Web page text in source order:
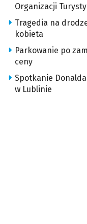
Organizacji
Tragedia na
kobieta
Parkowanie po
ceny
Spotkanie Donalda
w Lublinie